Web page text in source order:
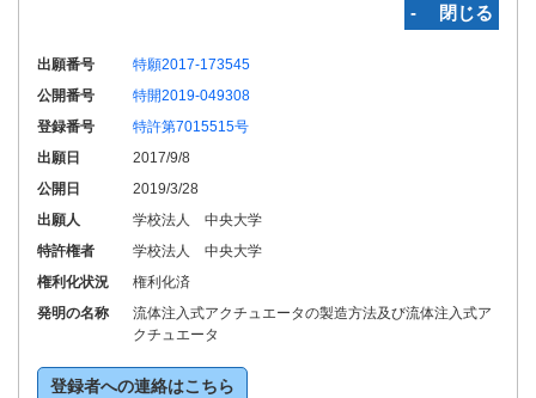
‐ 閉じる
出願番号
特願2017-173545
公開番号
特開2019-049308
登録番号
特許第7015515号
出願日
2017/9/8
公開日
2019/3/28
出願人
学校法人 中央大学
特許権者
学校法人 中央大学
権利化状況
権利化済
発明の名称
流体注入式アクチュエータの製造方法及び流体注入式ア
クチュエータ
登録者への連絡はこちら